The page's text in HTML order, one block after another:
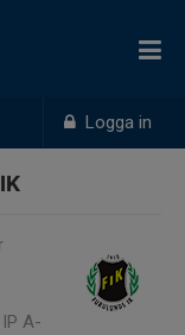
Logga in
A-